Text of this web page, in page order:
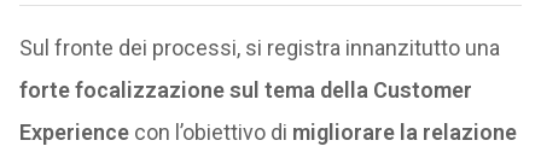
Sul fronte dei processi, si registra innanzitutto una
forte focalizzazione sul tema della Customer
Experiencecon l’obiettivo di migliorare la relazione